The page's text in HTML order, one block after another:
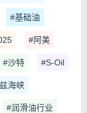
#基础油
#阿美
#沙特 #S-Oil
海峡
#润滑油行业